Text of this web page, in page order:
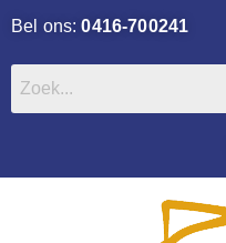
Bel ons:0416-700241